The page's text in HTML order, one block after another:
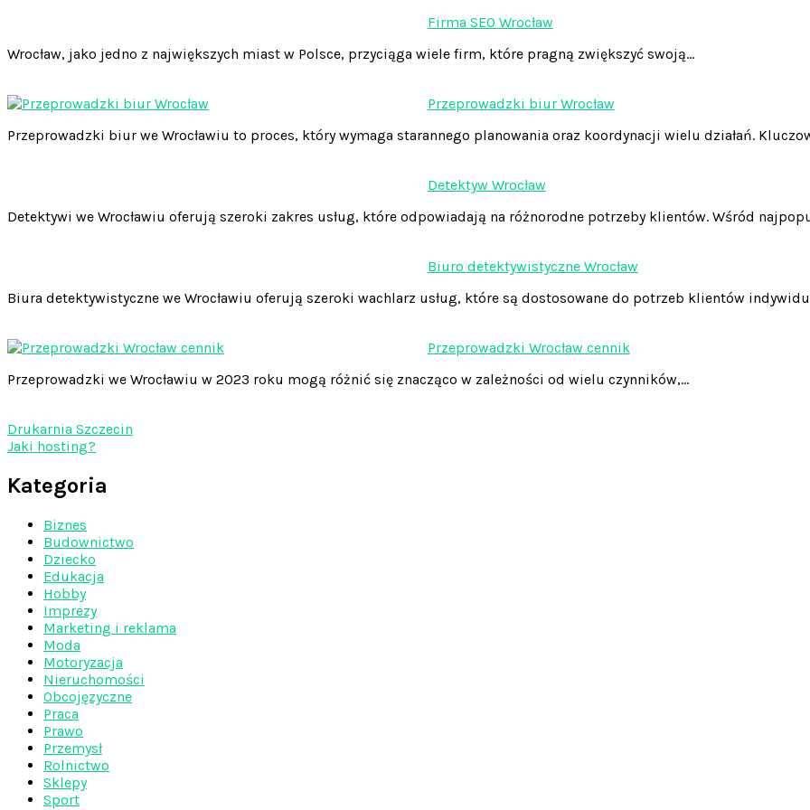
Firma SEO Wrocław
Wrocław, jako jedno z największych miast w Polsce, przyciąga wiele firm, które pragną zwiększyć swoją…
Przeprowadzki biur Wrocław
Przeprowadzki biur we Wrocławiu to proces, który wymaga starannego planowania oraz koordynacji wielu działań.
Detektyw Wrocław
Detektywi we Wrocławiu oferują szeroki zakres usług, które odpowiadają na różnorodne potrzeby klientów. Wśród
Biuro detektywistyczne Wrocław
Biura detektywistyczne we Wrocławiu oferują szeroki wachlarz usług, które są dostosowane do potrzeb klientów
Przeprowadzki Wrocław cennik
Przeprowadzki we Wrocławiu w 2023 roku mogą różnić się znacząco w zależności od wielu czynników,…
wpisu
Drukarnia Szczecin
Jaki hosting?
Kategoria
Biznes
Budownictwo
Dziecko
Edukacja
Hobby
Imprezy
Marketing i reklama
Moda
Motoryzacja
Nieruchomości
Obcojęzyczne
Praca
Prawo
Przemysł
Rolnictwo
Sklepy
Sport